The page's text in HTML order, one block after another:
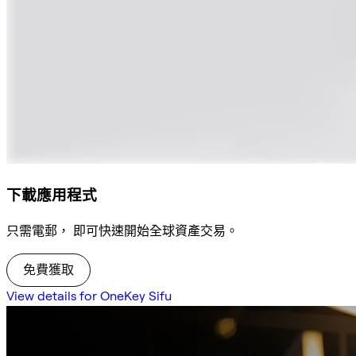
下載應用程式
只需電郵， 即可快速開始全球資產交易。
免費獲取
View details for OneKey Sifu